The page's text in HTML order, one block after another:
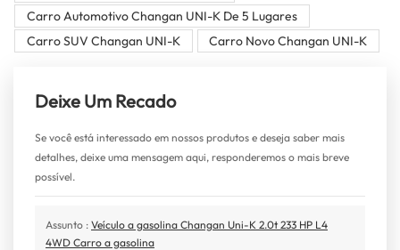
Carro Automotivo Changan UNI-K De 5 Lugares
Carro SUV Changan UNI-K
Carro Novo Changan UNI-K
Deixe Um Recado
Se você está interessado em nossos produtos e deseja saber mais
detalhes, deixe uma mensagem aqui, responderemos o mais breve
possível.
Assunto : Veículo a gasolina Changan Uni-K 2.0t 233 HP L4
4WD Carro a gasolina